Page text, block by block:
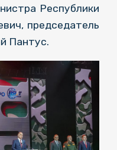
Республики
председатель
Пантус.